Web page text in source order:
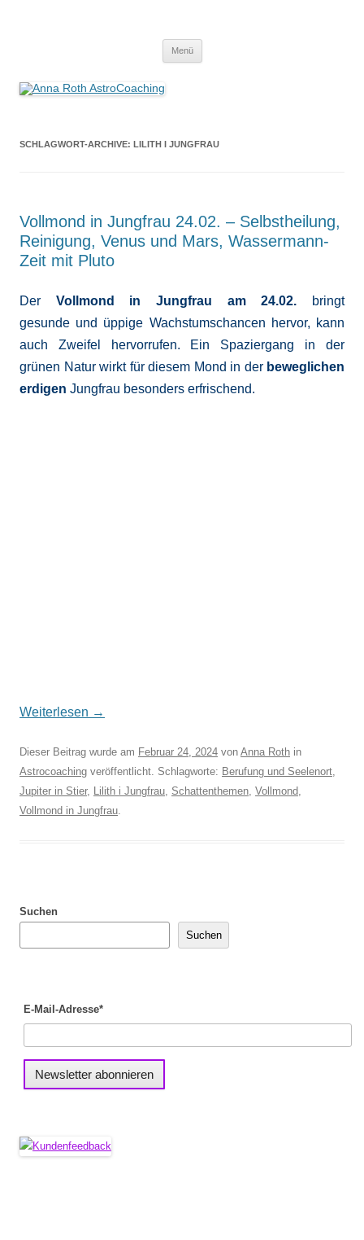
Menü
SCHLAGWORT-ARCHIVE: LILITH I JUNGFRAU
Vollmond in Jungfrau 24.02. – Selbstheilung,
Reinigung, Venus und Mars, Wassermann-
Zeit mit Pluto
Der Vollmond in Jungfrau am 24.02. bringt
gesunde und üppige Wachstumschancen hervor, kann
auch Zweifel hervorrufen. Ein Spaziergang in der
grünen Natur wirkt für diesem Mond in der beweglichen
erdigen Jungfrau besonders erfrischend.
Weiterlesen →
Dieser Beitrag wurde am Februar 24, 2024 von Anna Roth in
Astrocoaching veröffentlicht. Schlagworte: Berufung und Seelenort,
Jupiter in Stier, Lilith i Jungfrau, Schattenthemen, Vollmond,
Vollmond in Jungfrau.
Suchen
Suchen
E-Mail-Adresse*